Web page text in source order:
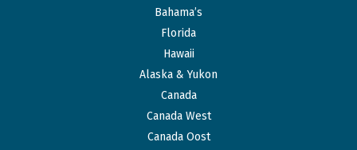
Bahama’s
Florida
Hawaii
Alaska & Yukon
Canada
Canada West
Canada Oost